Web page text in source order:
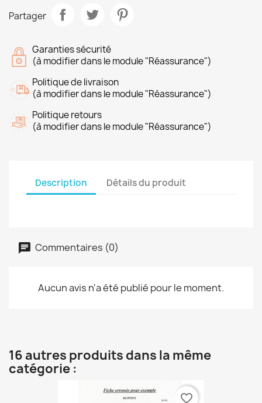
Partager
Garanties sécurité
(à modifier dans le module "Réassurance")
Politique de livraison
(à modifier dans le module "Réassurance")
Politique retours
(à modifier dans le module "Réassurance")
Description Détails du produit
Commentaires (0)
Aucun avis n'a été publié pour le moment.
16 autres produits dans la même
catégorie :
favorite_border